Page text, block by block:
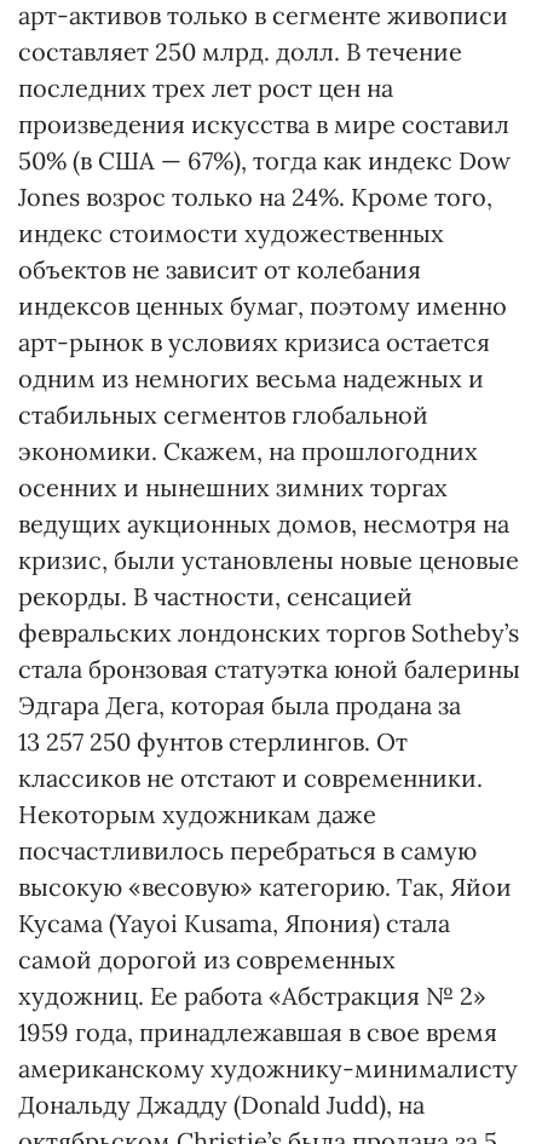
арт-активов только в сегменте живописи
составляет 250 млрд. долл. В течение
последних трех лет рост цен на
произведения искусства в мире составил
50% (в США — 67%), тогда как индекс Dow
Jones возрос только на 24%. Кроме того,
индекс стоимости художественных
объектов не зависит от колебания
индексов ценных бумаг, поэтому именно
арт-рынок в условиях кризиса остается
одним из немногих весьма надежных и
стабильных сегментов глобальной
экономики. Скажем, на прошлогодних
осенних и нынешних зимних торгах
ведущих аукционных домов, несмотря на
кризис, были установлены новые ценовые
рекорды. В частности, сенсацией
февральских лондонских торгов Sotheby’s
стала бронзовая статуэтка юной балерины
Эдгара Дега, которая была продана за
13 257 250 фунтов стерлингов. От
классиков не отстают и современники.
Некоторым художникам даже
посчастливилось перебраться в самую
высокую «весовую» категорию. Так, Яйои
Кусама (Yayoi Kusama, Япония) стала
самой дорогой из современных
художниц. Ее работа «Абстракция № 2»
1959 года, принадлежавшая в свое время
американскому художнику-минималисту
Дональду Джадду (Donald Judd), на